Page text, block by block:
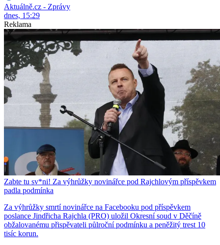
Aktuálně.cz - Zprávy
dnes, 15:29
Reklama
Zabte tu sv*ni! Za výhrůžky novinářce pod Rajchlovým příspěvkem
padla podmínka
Za výhrůžky smrtí novinářce na Facebooku pod příspěvkem
poslance Jindřicha Rajchla (PRO) uložil Okresní soud v Děčíně
obžalovanému přispěvateli půlroční podmínku a peněžitý trest 10
tisíc korun.